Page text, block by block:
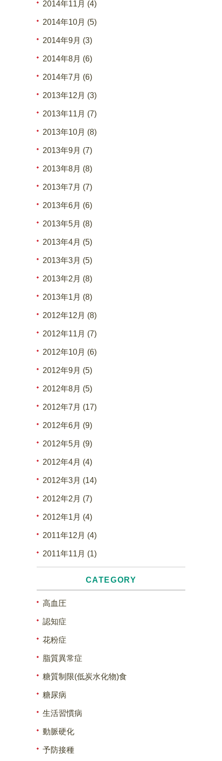
2014年11月 (4)
2014年10月 (5)
2014年9月 (3)
2014年8月 (6)
2014年7月 (6)
2013年12月 (3)
2013年11月 (7)
2013年10月 (8)
2013年9月 (7)
2013年8月 (8)
2013年7月 (7)
2013年6月 (6)
2013年5月 (8)
2013年4月 (5)
2013年3月 (5)
2013年2月 (8)
2013年1月 (8)
2012年12月 (8)
2012年11月 (7)
2012年10月 (6)
2012年9月 (5)
2012年8月 (5)
2012年7月 (17)
2012年6月 (9)
2012年5月 (9)
2012年4月 (4)
2012年3月 (14)
2012年2月 (7)
2012年1月 (4)
2011年12月 (4)
2011年11月 (1)
CATEGORY
高血圧
認知症
花粉症
脂質異常症
糖質制限(低炭水化物)食
糖尿病
生活習慣病
動脈硬化
予防接種